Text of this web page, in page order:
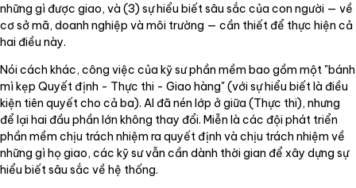
những gì được giao, và (3) sự hiểu biết sâu sắc của con người — về
cơ sở mã, doanh nghiệp và môi trường — cần thiết để thực hiện cả
hai điều này.
Nói cách khác, công việc của kỹ sư phần mềm bao gồm một "bánh
mì kẹp Quyết định - Thực thi - Giao hàng" (với sự hiểu biết là điều
kiện tiên quyết cho cả ba). AI đã nén lớp ở giữa (Thực thi), nhưng
để lại hai đầu phần lớn không thay đổi. Miễn là các đội phát triển
phần mềm chịu trách nhiệm ra quyết định và chịu trách nhiệm về
những gì họ giao, các kỹ sư vẫn cần dành thời gian để xây dựng sự
hiểu biết sâu sắc về hệ thống.